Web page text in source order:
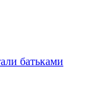
батьками